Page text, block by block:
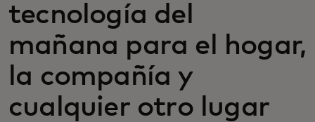
Noticias y tendencias
tecnología del
mañana para el hogar,
la compañía y
cualquier otro lugar